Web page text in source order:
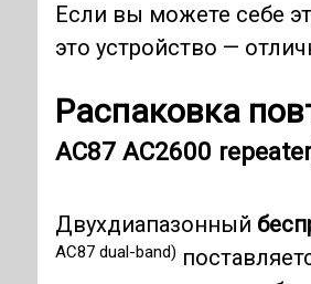
Если вы можете себе
это устройство —
Распаковка
AC87 AC2600
Двухдиапазонный
AC87 dual-band)